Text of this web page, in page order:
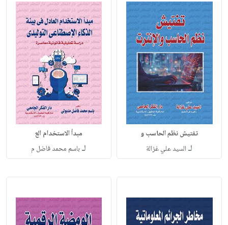
تفتيش نظم الحاسب و
لـ السيد علي غزالة
مبدأ الاستخدام الع
لـ باسم محمد فاضل م